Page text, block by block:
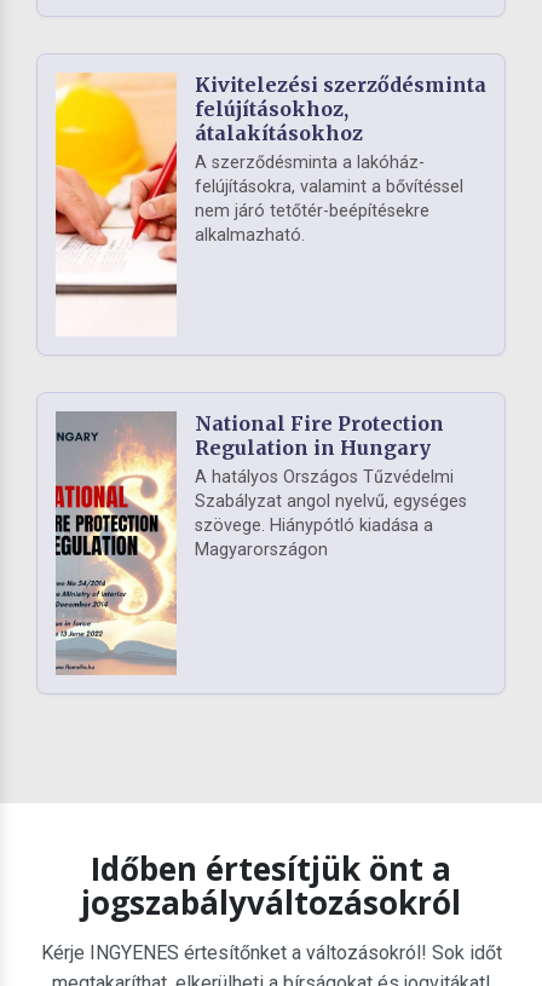
Kivitelezési szerződésminta
felújításokhoz,
átalakításokhoz
A szerződésminta a lakóház-
felújításokra, valamint a bővítéssel
nem járó tetőtér-beépítésekre
alkalmazható.
National Fire Protection
Regulation in Hungary
A hatályos Országos Tűzvédelmi
Szabályzat angol nyelvű, egységes
szövege. Hiánypótló kiadása a
Magyarországon
Időben értesítjük önt a
jogszabályváltozásokról
Kérje INGYENES értesítőnket a változásokról! Sok időt